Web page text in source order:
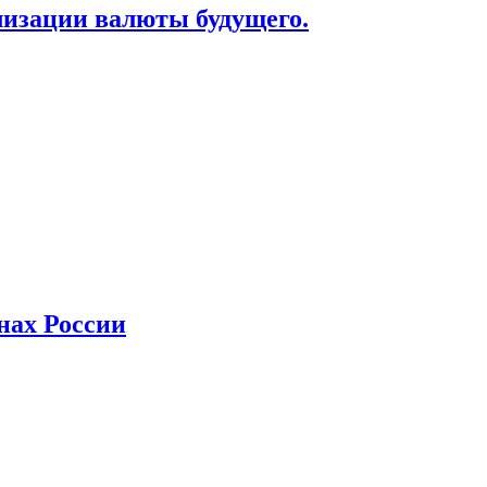
валюты будущего.
России